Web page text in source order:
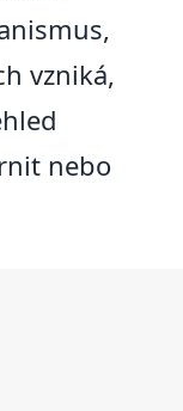
vzniká,
nebo